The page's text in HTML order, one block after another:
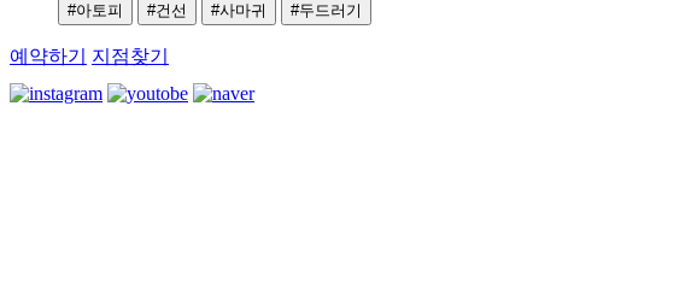
#아토피 #건선 #사마귀 #두드러기
예약하기 지점찾기